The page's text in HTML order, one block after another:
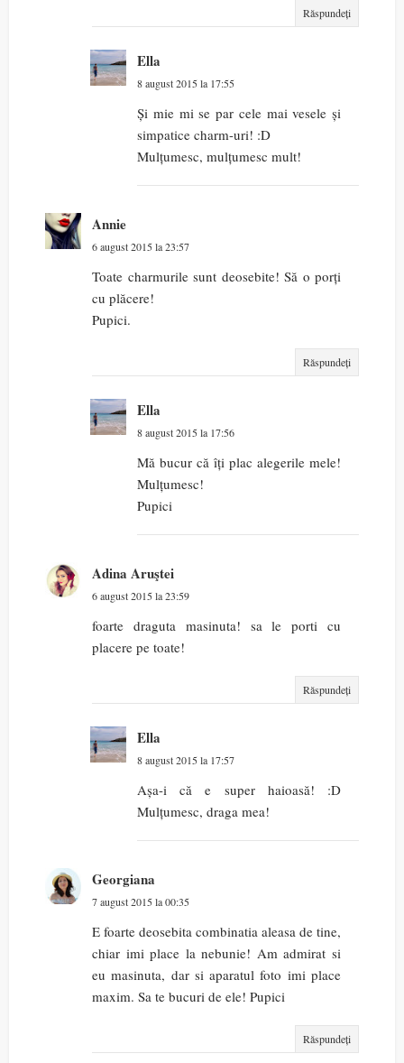
Răspundeți
Ella
8 august 2015 la 17:55
Și mie mi se par cele mai vesele și
simpatice charm-uri! :D
Mulțumesc, mulțumesc mult!
Annie
6 august 2015 la 23:57
Toate charmurile sunt deosebite! Să o porți
cu plăcere!
Pupici.
Răspundeți
Ella
8 august 2015 la 17:56
Mă bucur că îți plac alegerile mele!
Mulțumesc!
Pupici
Adina Aruştei
6 august 2015 la 23:59
foarte draguta masinuta! sa le porti cu
placere pe toate!
Răspundeți
Ella
8 august 2015 la 17:57
Așa-i că e super haioasă! :D
Mulțumesc, draga mea!
Georgiana
7 august 2015 la 00:35
E foarte deosebita combinatia aleasa de tine,
chiar imi place la nebunie! Am admirat si
eu masinuta, dar si aparatul foto imi place
maxim. Sa te bucuri de ele! Pupici
Răspundeți